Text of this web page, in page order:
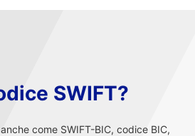
SWIFT?
come SWIFT-BIC, codice BIC,